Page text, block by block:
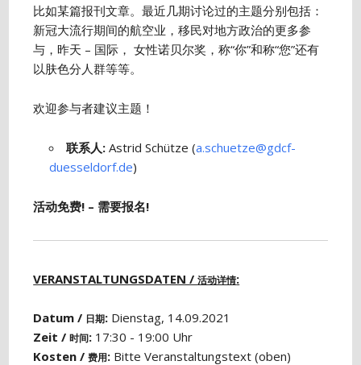
比如某篇报刊文章。最近几期讨论过的主题分别包括：
新冠大流行期间的航空业，移民对地方政治的更多参
与，昨天 – 国际， 女性诺贝尔奖，称“你”和称“您”还有
以肤色分人群等等。
欢迎参与者建议主题！
联系人: Astrid Schütze (a.schuetze@gdcf-
duesseldorf.de)
活动免费! – 需要报名!
VERANSTALTUNGSDATEN /活动详情:
Datum / 日期: Dienstag, 14.09.2021
Zeit /时间: 17:30 - 19:00 Uhr
Kosten /费用: Bitte Veranstaltungstext (oben)